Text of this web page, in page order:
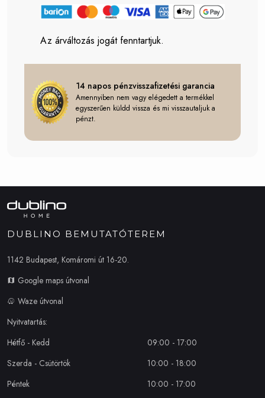
Az árváltozás jogát fenntartjuk.
14 napos pénzvisszafizetési garancia
Amennyiben nem vagy elégedett a termékkel
egyszerűen küldd vissza és mi visszautaljuk a
pénzt.
DUBLINO BEMUTATÓTEREM
1142 Budapest, Komáromi út 16-20.
Google maps útvonal
Waze útvonal
Nyitvatartás:
Hétfő - Kedd
09:00 - 17:00
Szerda - Csütörtök
10:00 - 18:00
Péntek
10:00 - 17:00